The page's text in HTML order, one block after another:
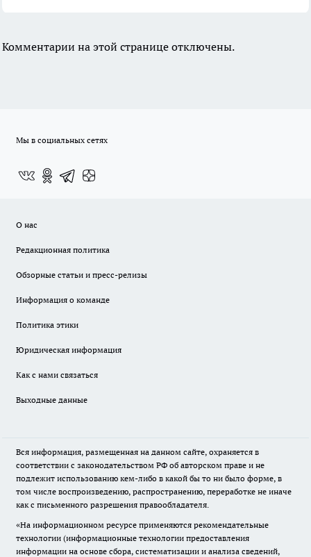
Комментарии на этой странице отключены.
Мы в социальных сетях
О нас
Редакционная политика
Обзорные статьи и пресс-релизы
Информация о команде
Политика этики
Юридическая информация
Как с нами связаться
Выходные данные
Вся информация, размещенная на данном сайте, охраняется в
соответствии с законодательством РФ об авторском праве и не
подлежит использованию кем-либо в какой бы то ни было форме, в
том числе воспроизведению, распространению, переработке не иначе
как с письменного разрешения правообладателя.
«На информационном ресурсе применяются рекомендательные
технологии (информационные технологии предоставления
информации на основе сбора, систематизации и анализа сведений,